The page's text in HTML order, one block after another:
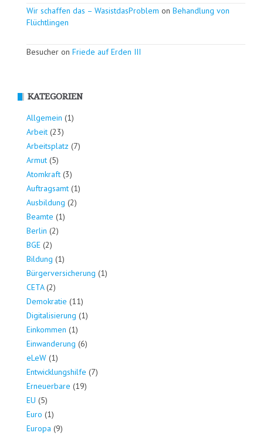
Wir schaffen das – WasistdasProblem on Behandlung von
Flüchtlingen
Besucher on Friede auf Erden III
KATEGORIEN
Allgemein (1)
Arbeit (23)
Arbeitsplatz (7)
Armut (5)
Atomkraft (3)
Auftragsamt (1)
Ausbildung (2)
Beamte (1)
Berlin (2)
BGE (2)
Bildung (1)
Bürgerversicherung (1)
CETA(2)
Demokratie (11)
Digitalisierung (1)
Einkommen (1)
Einwanderung (6)
eLeW (1)
Entwicklungshilfe (7)
Erneuerbare (19)
EU (5)
Euro (1)
Europa (9)